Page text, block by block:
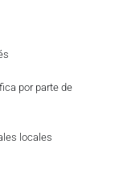
por parte de
locales